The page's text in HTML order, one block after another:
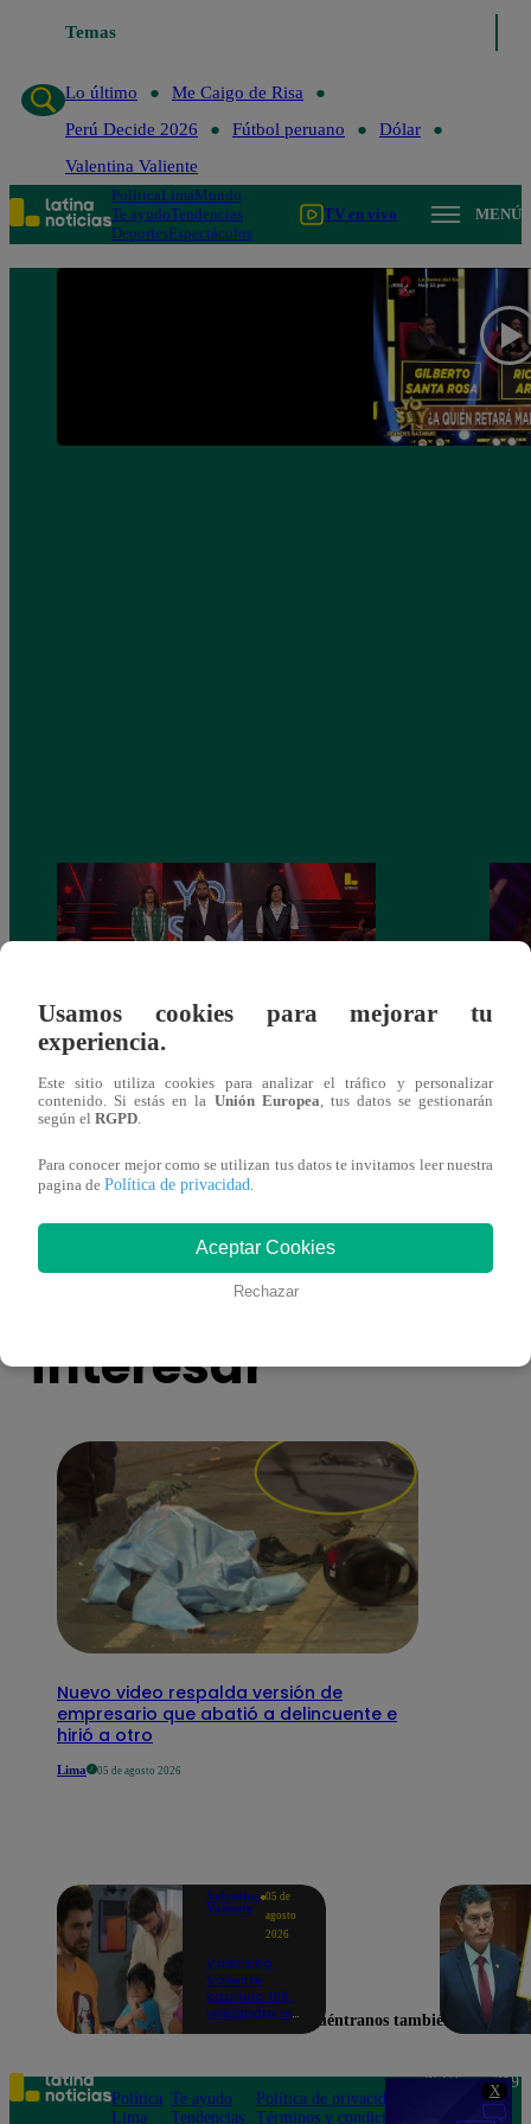
X
Temas
Lo último
Me Caigo de Risa
Perú Decide 2026
Fútbol peruano
Dólar
Valentina Valiente
PolíticaLimaMundo
Te ayudoTendencias
DeportesEspectáculos
TV en vivo MENÚ
Yo Soy GRANDES BATALLAS: ¡El
Pájaro Gómez venció a Miguel Mateos y
Yo
También te puede
interesar
Nuevo video respalda versión de
empresario que abatió a delincuente e
hirió a otro
Lima 05 de agosto 2026
Valentina
Valiente
05 de
agosto
2026
Valentina
Valiente
capítulo 108:
¡Alejandro le
estará para
ellos, pase lo
que pase con
Usamos cookies para mejorar tu
experiencia.
Este sitio utiliza cookies para analizar el tráfico y personalizar
contenido. Si estás en la Unión Europea, tus datos se gestionarán
según el RGPD.
Para conocer mejor como se utilizan tus datos te invitamos leer nuestra
pagina de Política de privacidad.
Aceptar Cookies
Rechazar
Encuéntranos también en
Política
Lima
Te ayudo
Tendencias
Política de privacidad
Términos y condiciones
Teléfono: 219
Av. San